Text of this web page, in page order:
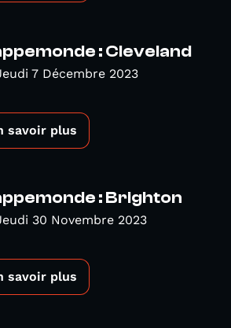
: Cleveland
7 Décembre 2023
savoir plus
: Brighton
30 Novembre 2023
savoir plus